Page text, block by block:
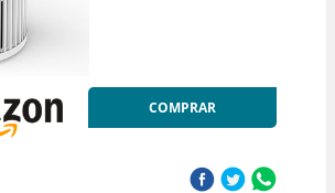
COMPRAR